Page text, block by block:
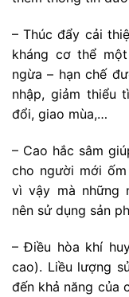
– Thúc đẩy cải
kháng cơ thể
ngừa – hạn chế
nhập, giảm thiểu
đổi, giao mùa,…
– Cao hắc sâm
cho người mới
vì vậy mà những
nên sử dụng sản
– Điều hòa khí
cao). Liều lượng
đến khả năng của